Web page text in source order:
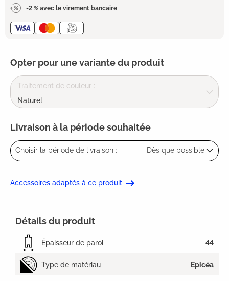
-2 % avec le virement bancaire
Opter pour une variante du produit
Traitement de couleur :
Naturel
Livraison à la période souhaitée
Choisir la période de livraison : Dès que possible
Accessoires adaptés à ce produit
Détails du produit
Épaisseur de paroi 44
Type de matériau Epicéa